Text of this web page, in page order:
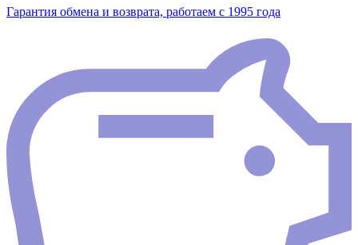
Гарантия обмена и возврата, работаем с 1995 года